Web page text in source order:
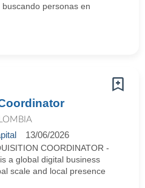
personas en
13/06/2026
COORDINATOR -
a global digital business
scale and local presence